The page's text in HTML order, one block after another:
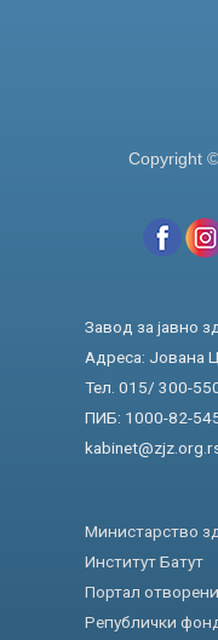
Copyright
Завод за јавно
Адреса: Јована
Тел. 015/ 300-
ПИБ: 1000-82-
Министарство
Институт Батут
Портал
Републички